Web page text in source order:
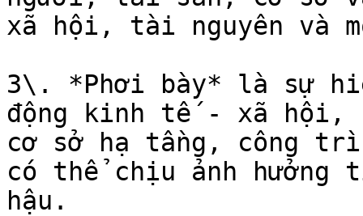
xã hội, tài nguyên và
3\. *Phơi bày* là sự
động kinh tế - xã hội,
cơ sở hạ tầng, công
có thể chịu ảnh
hậu.